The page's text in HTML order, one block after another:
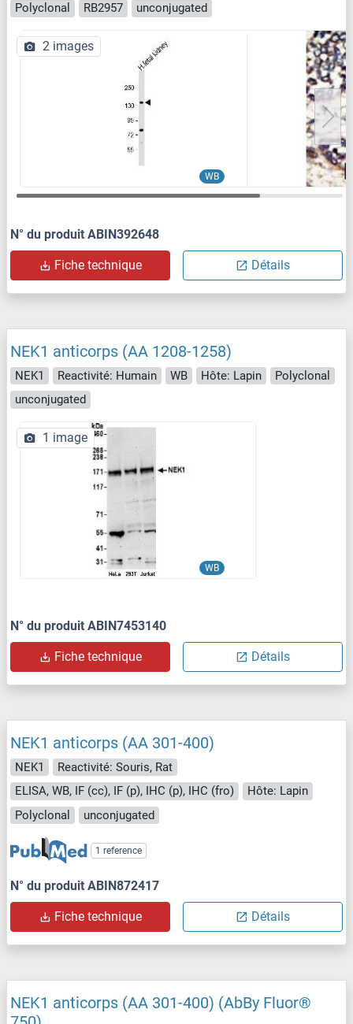
Polyclonal
RB2957 unconjugated
WB
2 images
N° du produit ABIN392648
Fiche technique Détails
NEK1 anticorps (AA 1208-1258)
NEK1 Reactivité: Humain WB Hôte: Lapin
Polyclonal
unconjugated
WB
1 image
N° du produit ABIN7453140
Fiche technique Détails
NEK1 anticorps (AA 301-400)
NEK1
Reactivité: Souris, Rat
ELISA, WB, IF (cc), IF (p), IHC (p), IHC (fro)
Hôte: Lapin
Polyclonal
unconjugated
1 reference
N° du produit ABIN872417
Fiche technique Détails
NEK1 anticorps (AA 301-400) (AbBy Fluor®